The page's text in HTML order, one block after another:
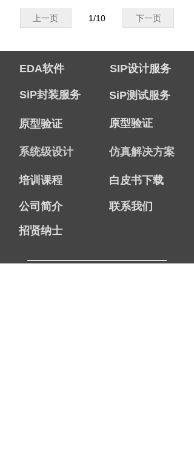
线性和非线性RF电路的验证。宽广的分析范围
能够验证广泛的RF-IC类型，包括混频器，收发
器，功率放大器，分频器，开关电容，滤波器
上一页 下一页
1/10
EDA软件 SIP设计服务
培训课程
SiP测试服务
系统级设计
白皮书下载
公司简介
联系我们
招贤纳士
SiP封装服务
原型验证 原型验证
仿真解决方案